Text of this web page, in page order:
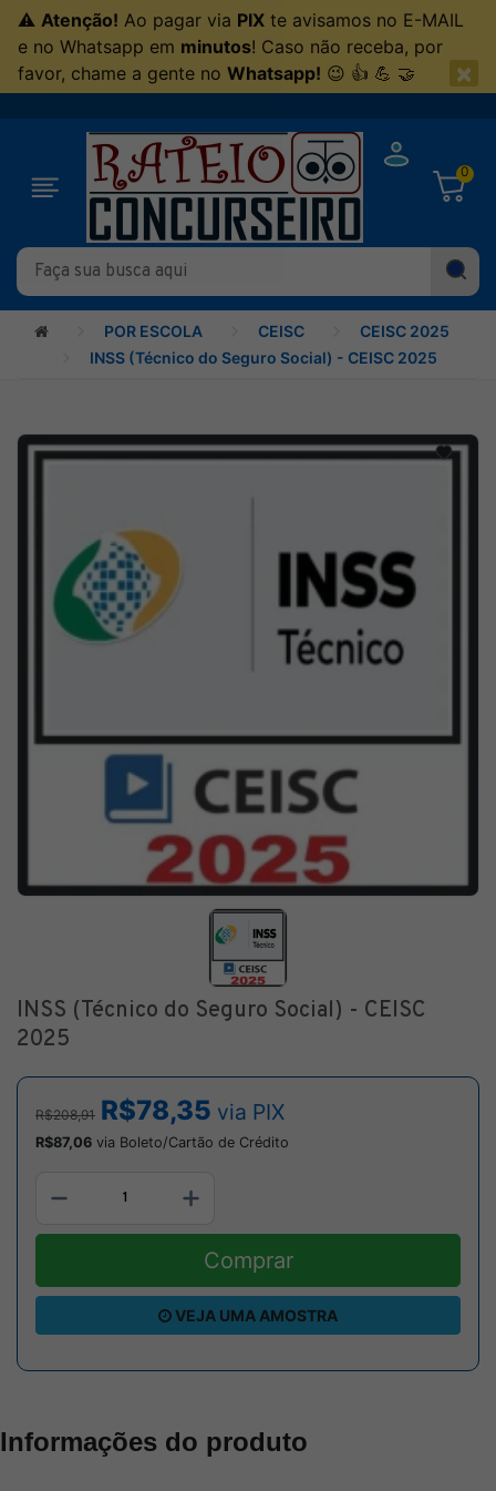
⚠ Atenção! Ao pagar via PIX te avisamos no E-MAIL
e no Whatsapp em minutos! Caso não receba, por
favor, chame a gente no Whatsapp! 😉 👍 💪 🤝 ×
0
POR ESCOLA CEISC
CEISC 2025
INSS (Técnico do Seguro Social) - CEISC 2025
INSS (Técnico do Seguro Social) - CEISC
2025
R$208,91 R$78,35 via PIX
R$87,06 via Boleto/Cartão de Crédito
Comprar
VEJA UMA AMOSTRA
Informações do produto